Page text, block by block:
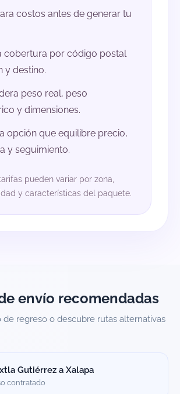
costos antes de generar tu
cobertura por código postal
y destino.
peso real, peso
y dimensiones.
opción que equilibre precio,
y seguimiento.
pueden variar por zona,
y características del paquete.
envío recomendadas
de regreso o descubre rutas alternativas
Gutiérrez a Xalapa
contratado